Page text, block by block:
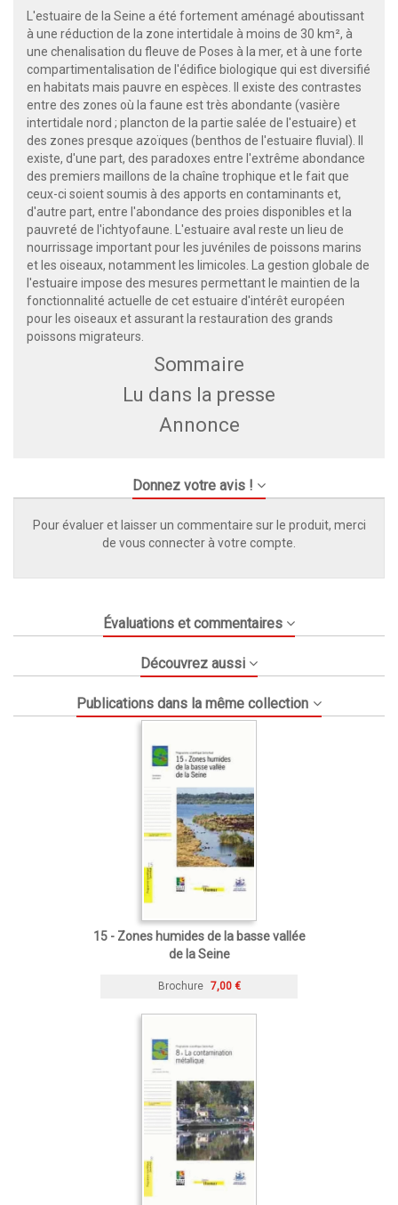
L'estuaire de la Seine a été fortement aménagé aboutissant
à une réduction de la zone intertidale à moins de 30 km², à
une chenalisation du fleuve de Poses à la mer, et à une forte
compartimentalisation de l'édifice biologique qui est diversifié
en habitats mais pauvre en espèces. Il existe des contrastes
entre des zones où la faune est très abondante (vasière
intertidale nord ; plancton de la partie salée de l'estuaire) et
des zones presque azoïques (benthos de l'estuaire fluvial). Il
existe, d'une part, des paradoxes entre l'extrême abondance
des premiers maillons de la chaîne trophique et le fait que
ceux-ci soient soumis à des apports en contaminants et,
d'autre part, entre l'abondance des proies disponibles et la
pauvreté de l'ichtyofaune. L'estuaire aval reste un lieu de
nourrissage important pour les juvéniles de poissons marins
et les oiseaux, notamment les limicoles. La gestion globale de
l'estuaire impose des mesures permettant le maintien de la
fonctionnalité actuelle de cet estuaire d'intérêt européen
pour les oiseaux et assurant la restauration des grands
poissons migrateurs.
Sommaire
Lu dans la presse
Annonce
Donnez votre avis !
Pour évaluer et laisser un commentaire sur le produit, merci
de vous connecter à votre compte.
Évaluations et commentaires
Découvrez aussi
Publications dans la même collection
15 - Zones humides de la basse vallée
de la Seine
Brochure 7,00 €